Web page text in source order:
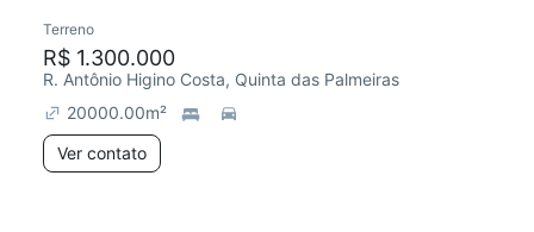
Terreno
R$ 1.300.000
R. Antônio Higino Costa, Quinta das Palmeiras
20000.00m²
Ver contato